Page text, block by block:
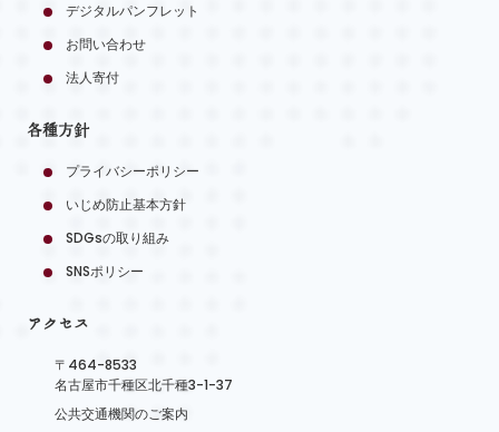
デジタルパンフレット
お問い合わせ
法人寄付
各種方針
プライバシーポリシー
いじめ防止基本方針
SDGsの取り組み
SNSポリシー
アクセス
〒464-8533
名古屋市千種区北千種3-1-37
公共交通機関のご案内